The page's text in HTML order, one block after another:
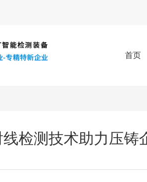
首页
检测技术助力压铸